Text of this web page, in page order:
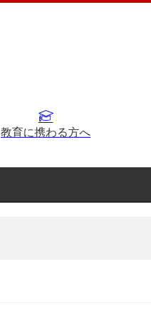
教育に携わる方へ